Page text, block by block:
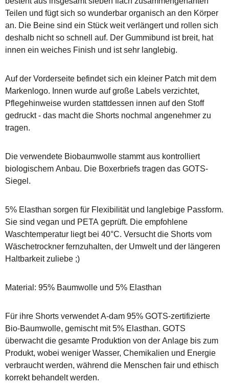
Teilen und fügt sich so wunderbar organisch an den Körper
an. Die Beine sind ein Stück weit verlängert und rollen sich
deshalb nicht so schnell auf. Der Gummibund ist breit, hat
innen ein weiches Finish und ist sehr langlebig.
Auf der Vorderseite befindet sich ein kleiner Patch mit dem
Markenlogo. Innen wurde auf große Labels verzichtet,
Pflegehinweise wurden stattdessen innen auf den Stoff
gedruckt - das macht die Shorts nochmal angenehmer zu
tragen.
Die verwendete Biobaumwolle stammt aus kontrolliert
biologischem Anbau. Die Boxerbriefs tragen das GOTS-
Siegel.
5% Elasthan sorgen für Flexibilität und langlebige Passform.
Sie sind vegan und PETA geprüft. Die empfohlene
Waschtemperatur liegt bei 40°C. Versucht die Shorts vom
Wäschetrockner fernzuhalten, der Umwelt und der längeren
Haltbarkeit zuliebe ;)
Material: 95% Baumwolle und 5% Elasthan
Für ihre Shorts verwendet A-dam 95% GOTS-zertifizierte
Bio-Baumwolle, gemischt mit 5% Elasthan. GOTS
überwacht die gesamte Produktion von der Anlage bis zum
Produkt, wobei weniger Wasser, Chemikalien und Energie
verbraucht werden, während die Menschen fair und ethisch
korrekt behandelt werden.